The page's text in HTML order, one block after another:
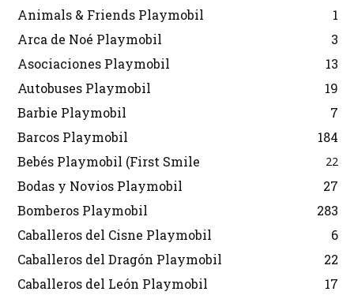
Animals & Friends Playmobil
1
Arca de Noé Playmobil
3
Asociaciones Playmobil
13
Autobuses Playmobil
19
Barbie Playmobil
7
Barcos Playmobil
184
Bebés Playmobil (First Smile
22
Bodas y Novios Playmobil
27
Bomberos Playmobil
283
Caballeros del Cisne Playmobil
6
Caballeros del Dragón Playmobil
22
Caballeros del León Playmobil
17